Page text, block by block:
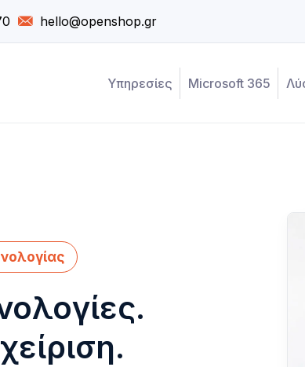
hello@openshop.gr
Υπηρεσίες Microsoft 365